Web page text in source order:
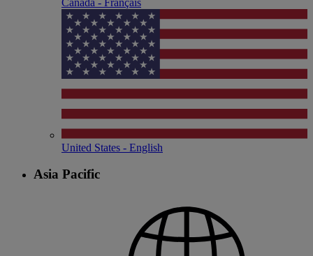
Canada - Français
United States - English
Asia Pacific